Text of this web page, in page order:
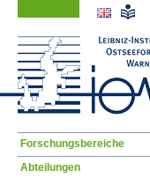
Navigation
überspringen
Forschungsbereiche
Abteilungen